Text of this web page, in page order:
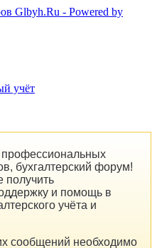
учёт
бухгалтерский форум!
и помощь в
учёта и
сообщений необходимо